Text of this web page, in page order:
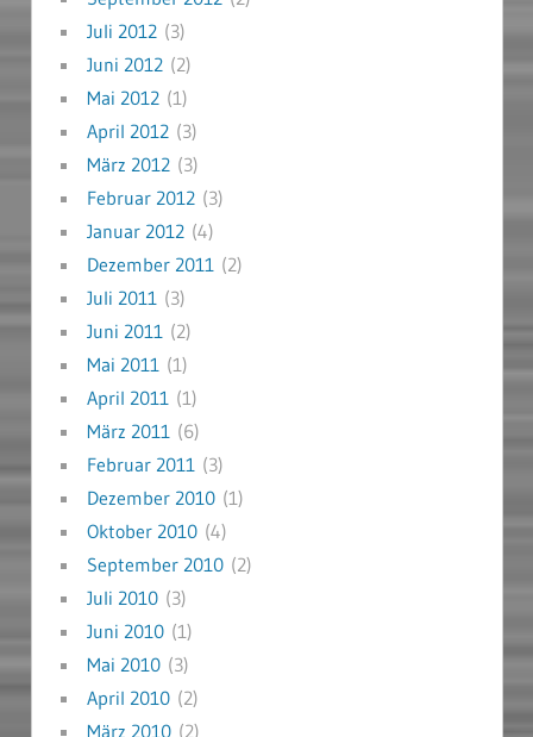
Juli 2012(3)
Juni 2012(2)
Mai 2012(1)
April 2012(3)
März 2012(3)
Februar 2012(3)
Januar 2012(4)
Dezember 2011 (2)
Juli 2011 (3)
Juni 2011 (2)
Mai 2011 (1)
April 2011 (1)
März 2011 (6)
Februar 2011 (3)
Dezember 2010(1)
Oktober 2010(4)
September 2010(2)
Juli 2010(3)
Juni 2010(1)
Mai 2010(3)
April 2010(2)
März 2010(2)